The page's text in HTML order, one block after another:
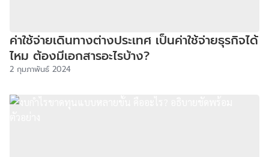
ค่าใช้จ่ายเดินทางต่างประเทศ เป็นค่าใช้จ่ายธุรกิจได้
ไหม ต้องมีเอกสารอะไรบ้าง?
2 กุมภาพันธ์ 2024